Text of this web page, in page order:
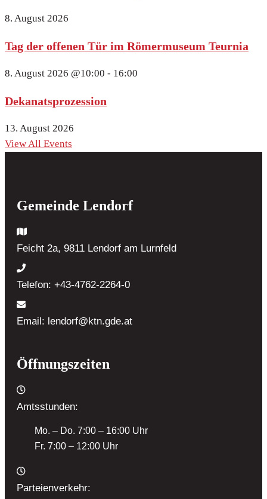
8. August 2026
Tag der offenen Tür im Römermuseum Teurnia
8. August 2026 @10:00 - 16:00
Dekanatsprozession
13. August 2026
View All Events
Gemeinde Lendorf
Feicht 2a, 9811 Lendorf am Lurnfeld
Telefon: +43-4762-2264-0
Email: lendorf@ktn.gde.at
Öffnungszeiten
Amtsstunden:
Mo. – Do. 7:00 – 16:00 Uhr
Fr. 7:00 – 12:00 Uhr
Parteienverkehr: